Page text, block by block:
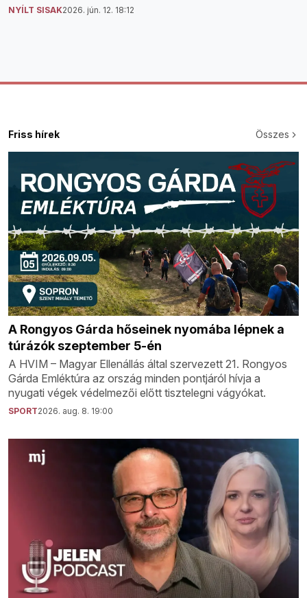
NYÍLT SISAK2026. jún. 12. 18:12
Friss hírek Összes
A Rongyos Gárda hőseinek nyomába lépnek a
túrázók szeptember 5-én
A HVIM – Magyar Ellenállás által szervezett 21. Rongyos
Gárda Emléktúra az ország minden pontjáról hívja a
nyugati végek védelmezői előtt tisztelegni vágyókat.
SPORT2026. aug. 8. 19:00